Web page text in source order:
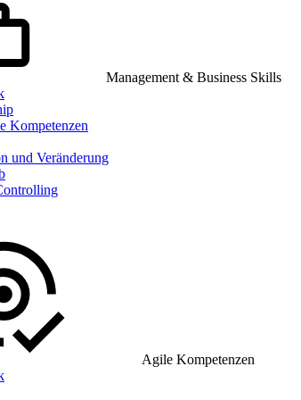
Management & Business Skills
Kompetenzen
und Veränderung
Agile Kompetenzen